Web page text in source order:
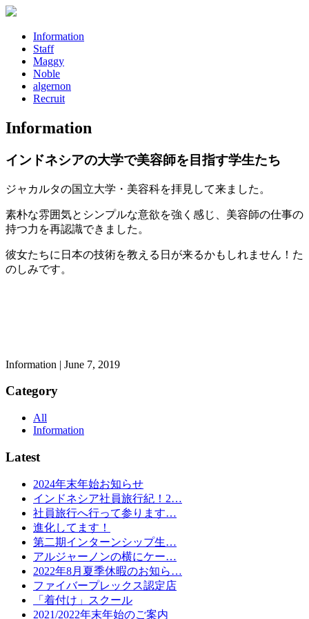
Information
Staff
Maggy
Noble
algernon
Recruit
Information
インドネシアの大学で美容師を目指す学生たち
ジャカルタの国立大学・美容科を拝見して来ました。
素朴な雰囲気とシンプルな意欲を強く感じ、美容師の仕事の
持つ力を再認識できました。
彼女たちに日本の技術を教える日が来るかもしれません！た
のしみです。
Information | June 7, 2019
Category
All
Information
Latest
2024年末年始お知らせ
インドネシア社員旅行紀！2…
社員旅行へ行って参ります…
進化してます！
第二期インターンシップ生…
アルジャーノンの横にケー…
2022年8月夏季休暇のお知ら…
ファイバープレックス認定店
「着付け」スクール
2021/2022年末年始のご案内